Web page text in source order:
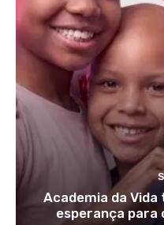
Academia da
esperança para